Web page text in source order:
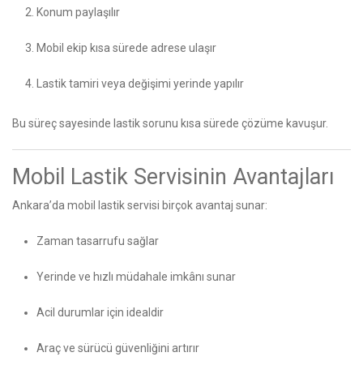
Konum paylaşılır
Mobil ekip kısa sürede adrese ulaşır
Lastik tamiri veya değişimi yerinde yapılır
Bu süreç sayesinde lastik sorunu kısa sürede çözüme kavuşur.
Mobil Lastik Servisinin Avantajları
Ankara’da mobil lastik servisi birçok avantaj sunar:
Zaman tasarrufu sağlar
Yerinde ve hızlı müdahale imkânı sunar
Acil durumlar için idealdir
Araç ve sürücü güvenliğini artırır